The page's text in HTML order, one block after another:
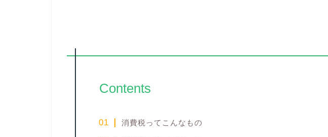
Contents
消費税ってこんなもの